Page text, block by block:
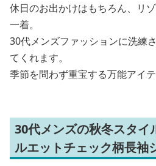
休日のお出かけはもちろん、リ
一着。
30代メンズファッションに洗練
てくれます。
季節を問わず重宝する万能アイテ
30代メンズの秋冬スタイ
ルエットチェック柄長袖